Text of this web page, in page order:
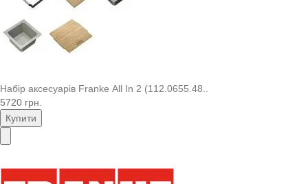
Набір аксесуарів Franke All In 2 (112.0655.48..
5720 грн.
Купити